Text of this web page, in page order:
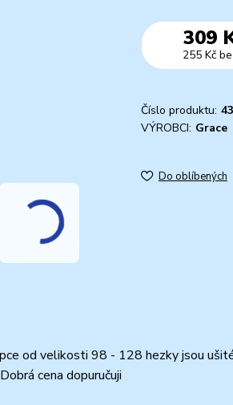
309
255 Kč
Číslo produktu:
VÝROBCI: Grace
Do oblíbených
od velikosti 98 - 128 hezky jsou
cena dopuručuji